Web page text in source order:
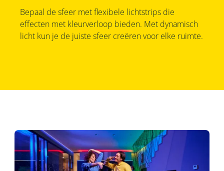
Bepaal de sfeer met flexibele lichtstrips die
effecten met kleurverloop bieden. Met dynamisch
licht kun je de juiste sfeer creëren voor elke ruimte.